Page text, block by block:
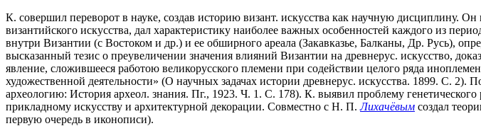
К. совершил переворот в науке, создав историю визант. искусства как научную дисциплину.
византийского искусства, дал характеристику наиболее важных особенностей каждого из
внутри Византии (с Востоком и др.) и ее обширного ареала (Закавказье, Балканы, Др. Русь),
высказанный тезис о преувеличении значения влияний Византии на древнерус. искусство,
явление, сложившееся работою великорусского племени при содействии целого ряда
художественной деятельности» (О научных задачах истории древнерус. искусства. 1899. С.
археологию: История археол. знания. Пг., 1923. Ч. 1. С. 178). К. выявил проблему
прикладному искусству и архитектурной декорации. Совместно с Н. П.Лихачёвым создал
первую очередь в иконописи).